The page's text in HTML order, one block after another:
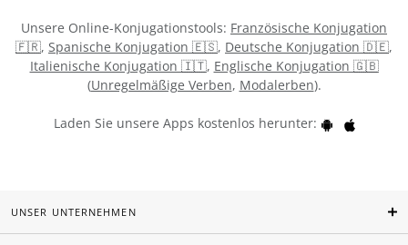
Unsere Online-Konjugationstools: Französische Konjugation
🇫🇷, Spanische Konjugation 🇪🇸, Deutsche Konjugation 🇩🇪,
Italienische Konjugation 🇮🇹, Englische Konjugation 🇬🇧
(Unregelmäßige Verben, Modalerben).
Laden Sie unsere Apps kostenlos herunter:
UNSER UNTERNEHMEN